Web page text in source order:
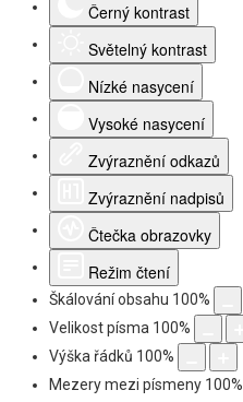
Černý kontrast
Světelný kontrast
Nízké nasycení
Vysoké nasycení
Zvýraznění odkazů
Zvýraznění nadpisů
Čtečka obrazovky
Režim čtení
Škálování obsahu 100%
Velikost písma 100%
Výška řádků 100%
Mezery mezi písmeny 100%